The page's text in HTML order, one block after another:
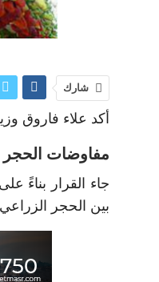
شارك
أكد علاء فاروق
مفاوضات الحجر
جاء القرار بناءً
بين الحجر